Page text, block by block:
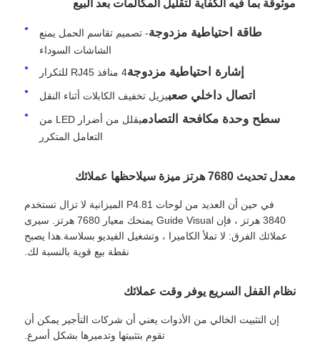
اطلب عرض أسعار
شاشة عرض فيديو LED
شاشة عرض LED
شاشة LED للحفل
استئجار شاشة LED للمسرح
موثوقة بما فيه الكفاية لتقليل المكالمات بعد البيع
طاقة احتياطية مزدوجة- تصميم تقاسم الحمل يمنع
الشاشات السوداء
إشارة احتياطية مزدوجة4 منافذ RJ45 للتكرار
اتصال داخلي صعبيزيل تخفيف الكابلات أثناء النقل
سطح وحدة مكافحة التصادم
يقلل من أضرار LED من
التعامل المتكرر
معدل تحديث 7680 هرتز ميزة سيلاحظها عملائك
في حين أن العديد من لوحات P4.81 الميزانية لا تزال تستخدم
3840 هرتز ، فإن Guide Visual يمنحك معيار 7680 هرتز. سيرى
عملائك الفرق: لا تملأ الكاميرا ، وتشغيل الفيديو بسلاسة.هذا يصبح
نقطة بيع قوية بالنسبة لك.
نظام القفل السريع يوفر وقت عملائك
إن التثبيت الخالي من الأدوات يعني أن شركات التأجير يمكن أن
تقوم بتثبيتها وتدميرها بشكل أسرع.